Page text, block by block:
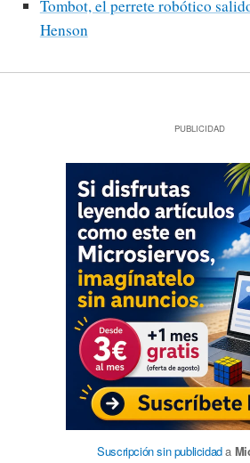
Tombot, el perrete robótico
Henson
PUBLICIDAD
Suscripción sin publicidada